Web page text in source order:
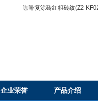
咖啡复涂砖红粗砖纹(Z2-
企业荣誉 产品介绍